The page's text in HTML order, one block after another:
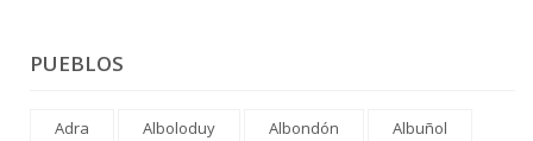
PUEBLOS
Adra Alboloduy Albondón
Albuñol